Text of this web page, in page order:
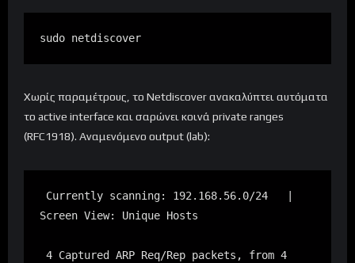
sudo netdiscover
Χωρίς παραμέτρους, το Netdiscover ανακαλύπτει αυτόματα
το active interface και σαρώνει κοινά private ranges
(RFC1918). Αναμενόμενο output (lab):
Screen View: Unique Hosts